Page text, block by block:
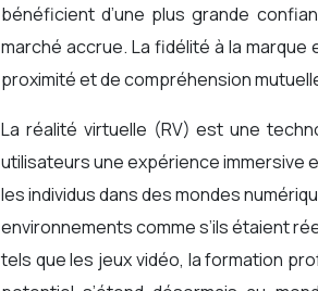
bénéficient d’une plus grande
marché accrue. La fidélité à la
proximité et de compréhension
La réalité virtuelle (RV) est une
utilisateurs une expérience immersive
les individus dans des mondes
environnements comme s’ils étaient
tels que les jeux vidéo, la formation